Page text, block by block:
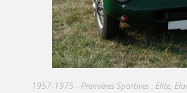
1957-1975 - Premières Sportives : Elite,